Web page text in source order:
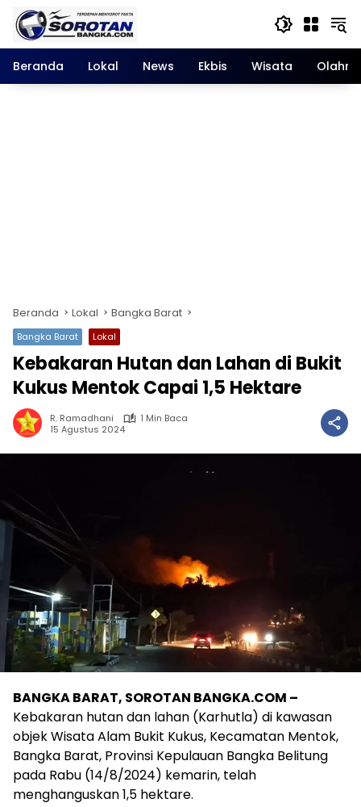
Langsung
konten
Beranda
Lokal News Ekbis Wisata
Beranda Lokal Bangka Barat
Bangka Barat Lokal
Kebakaran Hutan dan Lahan di Bukit
Kukus Mentok Capai 1,5 Hektare
R. Ramadhani
1 Min Baca
15 Agustus 2024
BANGKA BARAT, SOROTAN BANGKA.COM –
Kebakaran hutan dan lahan (Karhutla) di kawasan
objek Wisata Alam Bukit Kukus, Kecamatan Mentok,
Bangka Barat, Provinsi Kepulauan Bangka Belitung
pada Rabu (14/8/2024) kemarin, telah
menghanguskan 1,5 hektare.